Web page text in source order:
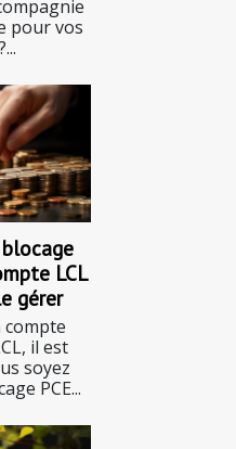
pour vos
LCL
gérer
compte
il est
soyez
PCE...